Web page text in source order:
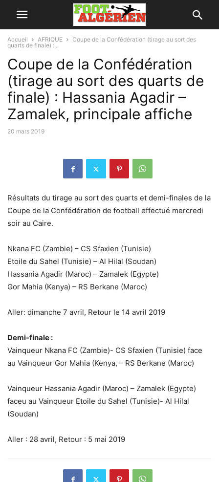
Accueil AFRIQUE
Coupe de la Confédération (tirage au sort des
quarts de finale) :...
Coupe de la Confédération
(tirage au sort des quarts de
finale) : Hassania Agadir –
Zamalek, principale affiche
20 mars 2019
Résultats du tirage au sort des quarts et demi-finales de la
Coupe de la Confédération de football effectué mercredi
soir au Caire.
Nkana FC (Zambie) – CS Sfaxien (Tunisie)
Etoile du Sahel (Tunisie) – Al Hilal (Soudan)
Hassania Agadir (Maroc) – Zamalek (Egypte)
Gor Mahia (Kenya) – RS Berkane (Maroc)
Aller: dimanche 7 avril, Retour le 14 avril 2019
Demi-finale :
Vainqueur Nkana FC (Zambie)- CS Sfaxien (Tunisie) face
au Vainqueur Gor Mahia (Kenya, – RS Berkane (Maroc)
Vainqueur Hassania Agadir (Maroc) – Zamalek (Egypte)
faceu au Vainqueur Etoile du Sahel (Tunisie)- Al Hilal
(Soudan)
Aller : 28 avril, Retour : 5 mai 2019